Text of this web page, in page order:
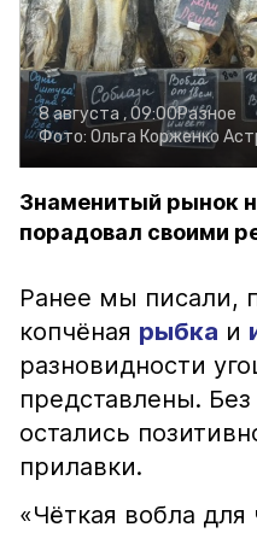
8 августа , 09:00Разное
Фото: Ольга Корженко
Знаменитый рынок
порадовал своими
Ранее мы писали,
копчёная рыбка и
разновидности
представлены.
остались
прилавки.
«Чёткая вобла